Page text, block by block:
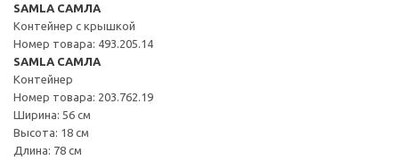
SAMLA САМЛА
Контейнер с крышкой
Номер товара: 493.205.14
SAMLA САМЛА
Контейнер
Номер товара: 203.762.19
Ширина: 56 см
Высота: 18 см
Длина: 78 см